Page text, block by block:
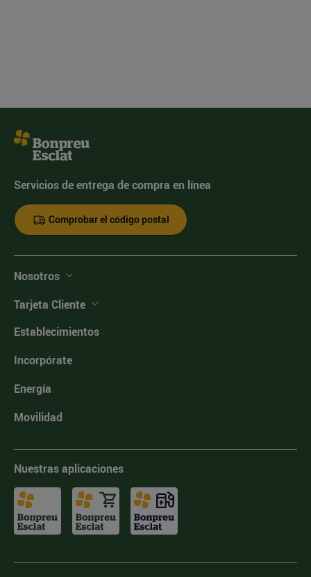
Servicios de entrega de compra en línea
Comprobar el código postal
Nosotros
Tarjeta Cliente
Establecimientos
Incorpórate
Energía
Movilidad
Nuestras aplicaciones